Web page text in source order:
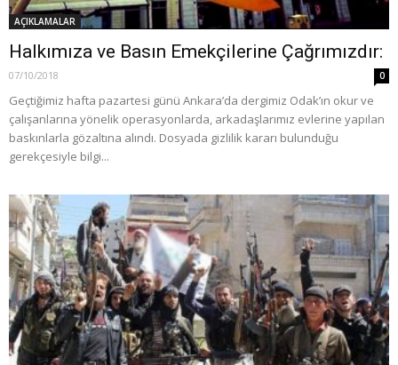
AÇIKLAMALAR
Halkımıza ve Basın Emekçilerine Çağrımızdır:
07/10/2018 0
Geçtiğimiz hafta pazartesi günü Ankara’da dergimiz Odak’ın okur ve
çalışanlarına yönelik operasyonlarda, arkadaşlarımız evlerine yapılan
baskınlarla gözaltına alındı. Dosyada gizlilik kararı bulunduğu
gerekçesiyle bilgi...